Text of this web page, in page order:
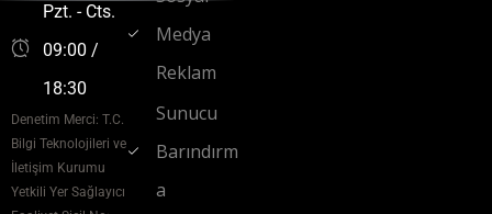
Pzt. - Cts.
09:00 /
18:30
Denetim Merci: T.C.
Bilgi Teknolojileri ve
İletişim Kurumu
Yetkili Yer Sağlayıcı
Medya
Reklam
Sunucu
Barındırm
a